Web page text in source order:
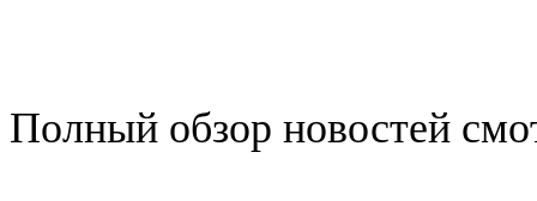
Полный обзор новостей